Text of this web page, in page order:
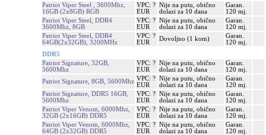
Patriot Viper Steel , 3600Mhz,
16GB (2x8GB) RGB
VPC: ?
EUR
Nije na putu, obično
dolazi za 10 dana
Garan.
120 mj.
Patriot Viper Steel, DDR4
3600Mhz, 8GB
VPC: ?
EUR
Nije na putu, obično
dolazi za 10 dana
Garan.
120 mj.
Patriot Viper Steel, DDR4
64GB(2x32GB), 3200MHz
VPC: ?
EUR
Dovoljno (1 kom)
Garan.
120 mj.
DDR5
Patriot Signature, 32GB,
5600Mhz
VPC: ?
EUR
Nije na putu, obično
dolazi za 10 dana
Garan.
120 mj.
Patriot Signature, 8GB, 5600Mhz VPC: ?
EUR
Nije na putu, obično
dolazi za 10 dana
Garan.
120 mj.
Patriot Signature, DDR5 16GB,
5600Mhz
VPC: ?
EUR
Nije na putu, obično
dolazi za 10 dana
Garan.
120 mj.
Patriot Viper Venom, 6000Mhz,
32GB (2x16GB) DDR5
VPC: ?
EUR
Nije na putu, obično
dolazi za 10 dana
Garan.
120 mj.
Patriot Viper Venom, 6000Mhz,
64GB (2x32GB) DDR5
VPC: ?
EUR
Nije na putu, obično
dolazi za 10 dana
Garan.
120 mj.